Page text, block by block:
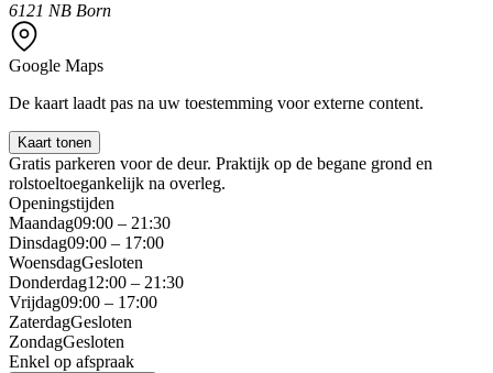
6121 NB Born
Google Maps
De kaart laadt pas na uw toestemming voor externe content.
Kaart tonen
Gratis parkeren voor de deur. Praktijk op de begane grond en
rolstoeltoegankelijk na overleg.
Openingstijden
Maandag09:00 – 21:30
Dinsdag09:00 – 17:00
WoensdagGesloten
Donderdag12:00 – 21:30
Vrijdag09:00 – 17:00
ZaterdagGesloten
ZondagGesloten
Enkel op afspraak